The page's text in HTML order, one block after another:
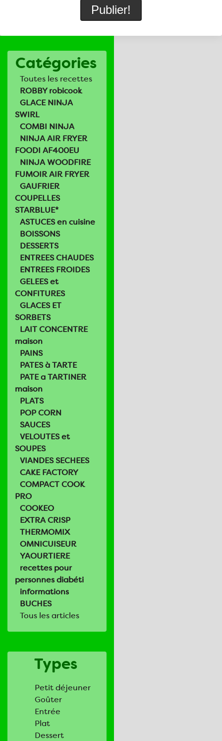
Catégories
Toutes les recettes
ROBBY robicook
GLACE NINJA
SWIRL
COMBI NINJA
NINJA AIR FRYER
FOODI AF400EU
NINJA WOODFIRE
FUMOIR AIR FRYER
GAUFRIER
COUPELLES
STARBLUE*
ASTUCES en cuisine
BOISSONS
DESSERTS
ENTREES CHAUDES
ENTREES FROIDES
GELEES et
CONFITURES
GLACES ET
SORBETS
LAIT CONCENTRE
maison
PAINS
PATES à TARTE
PATE a TARTINER
maison
PLATS
POP CORN
SAUCES
VELOUTES et
SOUPES
VIANDES SECHEES
CAKE FACTORY
COMPACT COOK
PRO
COOKEO
EXTRA CRISP
THERMOMIX
OMNICUISEUR
YAOURTIERE
recettes pour
personnes diabéti
informations
BUCHES
Tous les articles
Types
Petit déjeuner
Goûter
Entrée
Plat
Dessert